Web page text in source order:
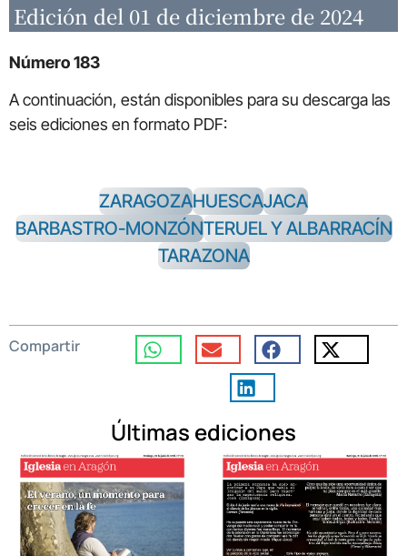
Edición del 01 de diciembre de 2024
Número 183
A continuación, están disponibles para su descarga las
seis ediciones en formato PDF:
ZARAGOZAHUESCAJACA
BARBASTRO-MONZÓNTERUEL Y ALBARRACÍN
TARAZONA
Compartir
Últimas ediciones